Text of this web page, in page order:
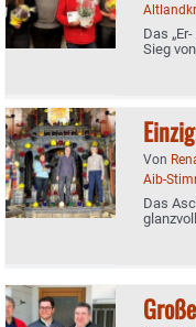
Das
Sieg
Von
Aib-
Das